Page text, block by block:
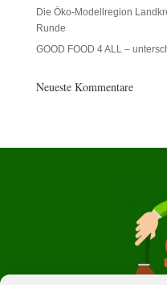
Die Öko-Modellregion
Runde
GOOD FOOD 4 ALL –
Neueste Kommentare